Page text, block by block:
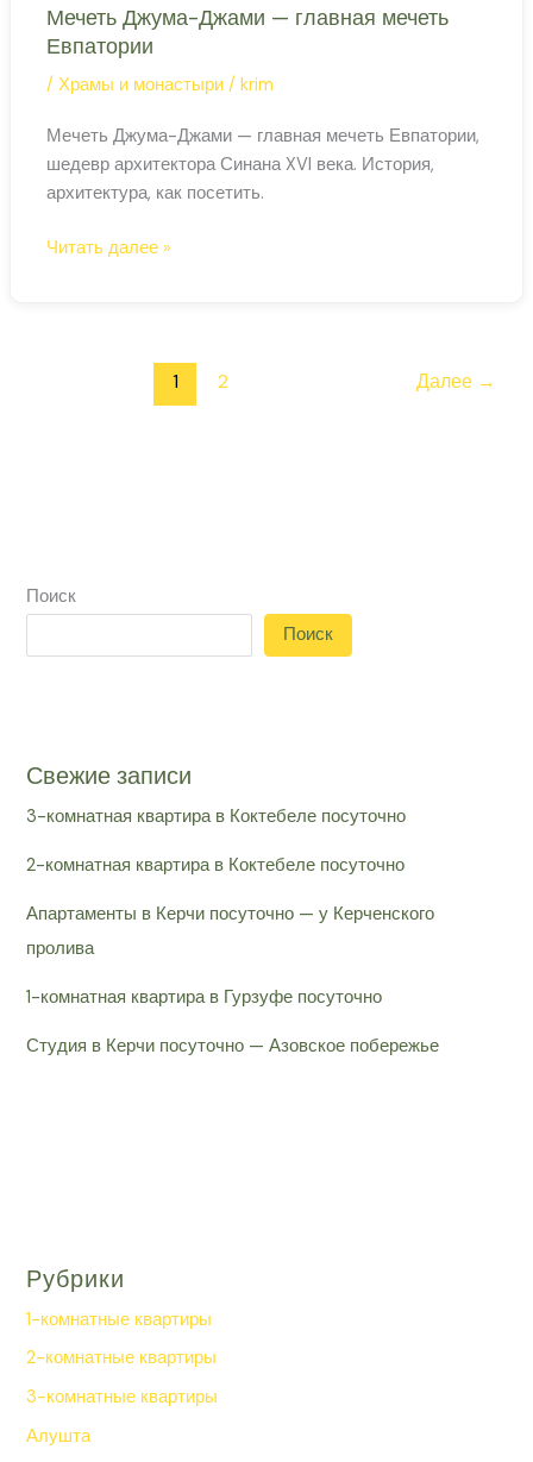
Мечеть Джума-Джами — главная мечеть
Евпатории
/Храмы и монастыри /krim
Мечеть Джума-Джами — главная мечеть Евпатории,
шедевр архитектора Синана XVI века. История,
архитектура, как посетить.
Мечеть
Читать далее »
1 2 Далее →
Поиск
Поиск
Свежие записи
3-комнатная квартира в Коктебеле посуточно
2-комнатная квартира в Коктебеле посуточно
Апартаменты в Керчи посуточно — у Керченского
пролива
1-комнатная квартира в Гурзуфе посуточно
Студия в Керчи посуточно — Азовское побережье
Рубрики
1-комнатные квартиры
2-комнатные квартиры
3-комнатные квартиры
Алушта